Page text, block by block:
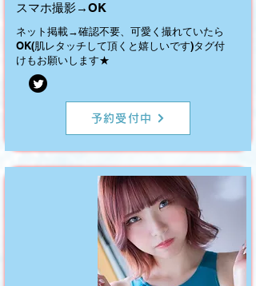
​スマホ撮影→OK
ネット掲載→確認不要、可愛く撮れていたら
OK(肌レタッチして頂くと嬉しいです)タグ付
けもお願いします★
予約受付中